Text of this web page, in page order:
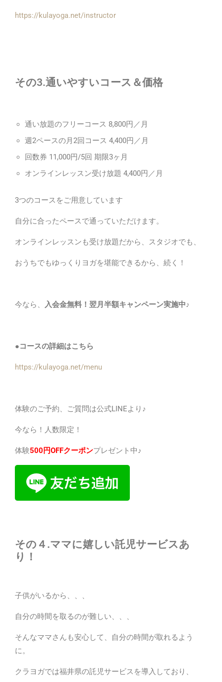
https://kulayoga.net/instructor
その3.通いやすいコース＆価格
通い放題のフリーコース 8,800円／月
週2ペースの月2回コース 4,400円／月
回数券 11,000円/5回 期限3ヶ月
オンラインレッスン受け放題 4,400円／月
3つのコースをご用意しています
自分に合ったペースで通っていただけます。
オンラインレッスンも受け放題だから、スタジオでも、
おうちでもゆっくりヨガを堪能できるから、続く！
今なら、 入会金無料！翌月半額キャンペーン実施中♪
●コースの詳細はこちら
https://kulayoga.net/menu
体験のご予約、ご質問は公式LINEより♪
今なら！人数限定！
体験500円OFFクーポンプレゼント中♪
その４.ママに嬉しい託児サービスあ
り！
子供がいるから、、、
自分の時間を取るのが難しい、、、
そんなママさんも安心して、自分の時間が取れるよう
に。
クラヨガでは福井県の託児サービスを導入しており、